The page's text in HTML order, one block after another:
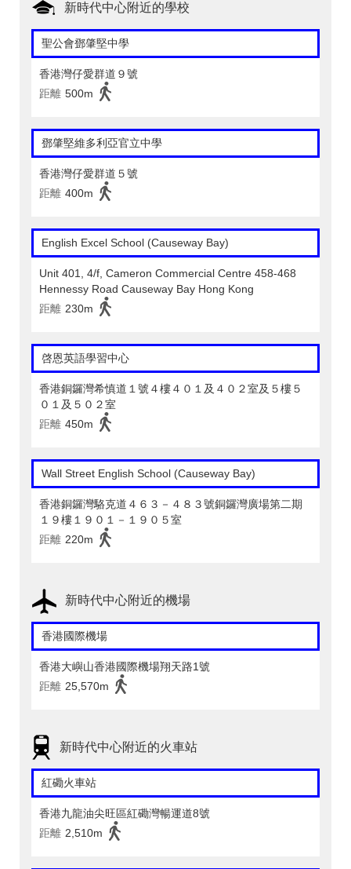
新時代中心附近的學校
聖公會鄧肇堅中學
香港灣仔愛群道９號
距離 500m
鄧肇堅維多利亞官立中學
香港灣仔愛群道５號
距離 400m
English Excel School (Causeway Bay)
Unit 401, 4/f, Cameron Commercial Centre 458-468
Hennessy Road Causeway Bay Hong Kong
距離 230m
啓恩英語學習中心
香港銅鑼灣希慎道１號４樓４０１及４０２室及５樓５
０１及５０２室
距離 450m
Wall Street English School (Causeway Bay)
香港銅鑼灣駱克道４６３－４８３號銅鑼灣廣場第二期
１９樓１９０１－１９０５室
距離 220m
新時代中心附近的機場
香港國際機場
香港大嶼山香港國際機場翔天路1號
距離 25,570m
新時代中心附近的火車站
紅磡火車站
香港九龍油尖旺區紅磡灣暢運道8號
距離 2,510m